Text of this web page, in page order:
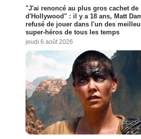
"J'ai renoncé au plus gros cachet de
d'Hollywood" : il y a 18 ans, Matt
refusé de jouer dans l'un des
super-héros de tous les temps
jeudi 6 août 2026